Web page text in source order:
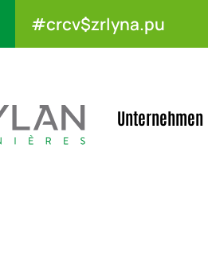
#crcv$zrlyna.pu
Unternehmen